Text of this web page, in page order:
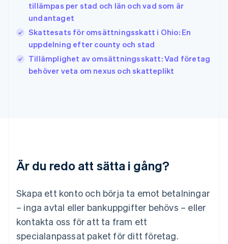
tillämpas per stad och län och vad som är
undantaget
Skattesats för omsättningsskatt i Ohio: En
uppdelning efter county och stad
Tillämplighet av omsättningsskatt: Vad företag
behöver veta om nexus och skatteplikt
Är du redo att sätta i gång?
Skapa ett konto och börja ta emot betalningar
– inga avtal eller bankuppgifter behövs – eller
kontakta oss för att ta fram ett
specialanpassat paket för ditt företag.
Italien
ItalianoEnglish
Japan
日本語 English
Kanada
English Français
Kroatien
FrançaisDeutschEnglish
Malta
English
Mexiko
Español English
Nederländerna